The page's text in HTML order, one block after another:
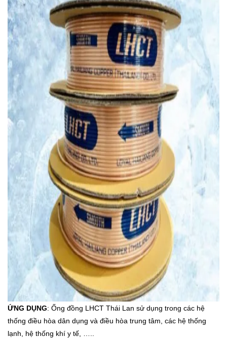
ỨNG DỤNG: Ống đồng LHCT Thái Lan sử dụng trong các hệ
thống điều hòa dân dụng và điều hòa trung tâm, các hệ thống
lạnh, hệ thống khí y tế, …..